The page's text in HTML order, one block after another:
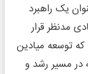
یک راهبرد
مدنظر قرار
توسعه میادین
مسیر رشد و